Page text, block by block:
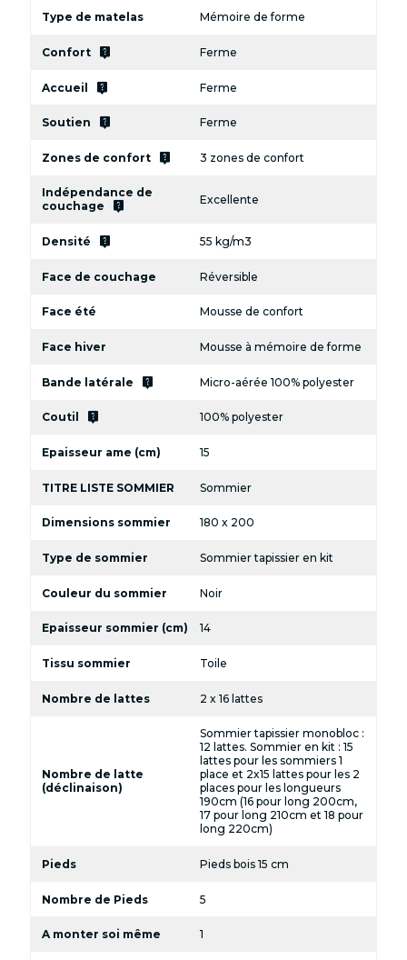
Type de matelas Mémoire de forme
Confort live_help Ferme
Accueil live_help Ferme
Soutien live_help Ferme
Zones de confort live_help 3 zones de confort
Indépendance de
couchage
live_help Excellente
Densité live_help 55 kg/m3
Face de couchage Réversible
Face été Mousse de confort
Face hiver Mousse à mémoire de forme
Bande latérale live_help Micro-aérée 100% polyester
Coutil live_help 100% polyester
Epaisseur ame (cm) 15
TITRE LISTE SOMMIER Sommier
Dimensions sommier 180 x 200
Type de sommier Sommier tapissier en kit
Couleur du sommier Noir
Epaisseur sommier (cm) 14
Tissu sommier Toile
Nombre de lattes 2 x 16 lattes
Nombre de latte
(déclinaison)
Sommier tapissier monobloc :
12 lattes. Sommier en kit : 15
lattes pour les sommiers 1
place et 2x15 lattes pour les 2
places pour les longueurs
190cm (16 pour long 200cm,
17 pour long 210cm et 18 pour
long 220cm)
Pieds Pieds bois 15 cm
Nombre de Pieds 5
A monter soi même 1